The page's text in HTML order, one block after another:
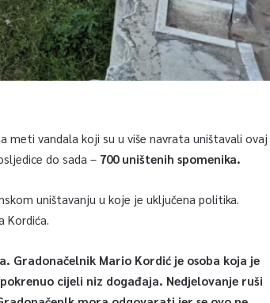
meti vandala koji su u više navrata uništavali ovaj
do sada – 700 uništenih spomenika.
uništavanju u koje je uključena politika.
Kordića.
Gradonačelnik Mario Kordić je osoba koja je
cijeli niz događaja. Nedjelovanje ruši